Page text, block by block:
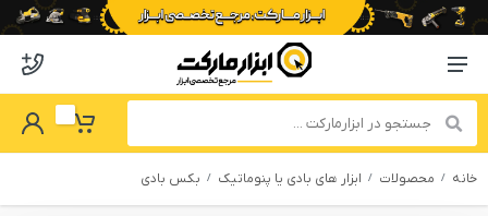
Menu Navigation
My Basket
Password
خانه محصولات ابزار های بادی یا پنوماتیک بکس بادی